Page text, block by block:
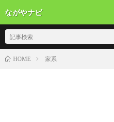
ながやナビ
HOME 家系